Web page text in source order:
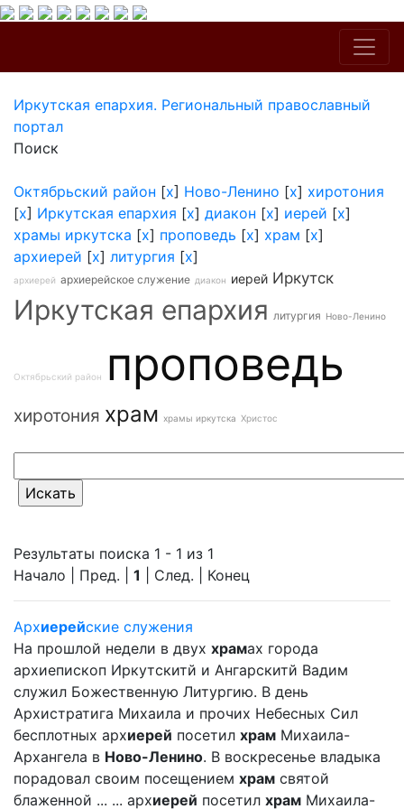
Иркутская епархия. Региональный православный
портал
Поиск
Октябрьский район [x] Ново-Ленино [x] хиротония
[x] Иркутская епархия [x] диакон [x] иерей [x]
храмы иркутска [x] проповедь [x] храм [x]
архиерей [x] литургия [x]
архиерей архиерейское служение диакон иерей Иркутск
Иркутская епархия литургия Ново-Ленино
Октябрьский район проповедь
хиротония храм храмы иркутска Христос
Результаты поиска 1 - 1 из 1
Начало | Пред. | 1 | След. | Конец
Архиерейские служения
На прошлой недели в двух храмах города
архиепископ Иркутскитй и Ангарскитй Вадим
служил Божественную Литургию. В день
Архистратига Михаила и прочих Небесных Сил
бесплотных архиерей посетил храм Михаила-
Архангела в Ново-Ленино. В воскресенье владыка
порадовал своим посещением храм святой
блаженной ... ... архиерей посетил храм Михаила-